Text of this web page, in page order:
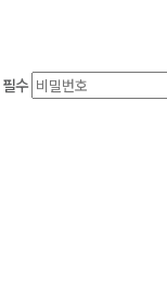
필수